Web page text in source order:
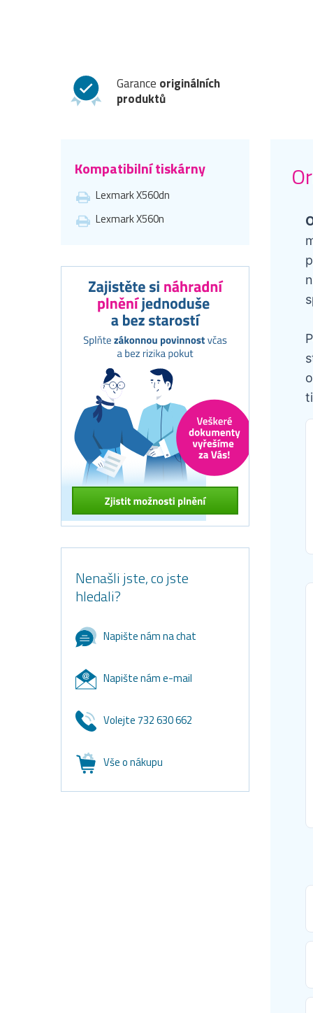
Garance originálních
produktů
Kompatibilní tiskárny
Lexmark X560dn
Lexmark X560n
Nenašli jste, co jste
hledali?
Napište nám na chat
Napište nám e-mail
Volejte 732 630 662
Vše o nákupu